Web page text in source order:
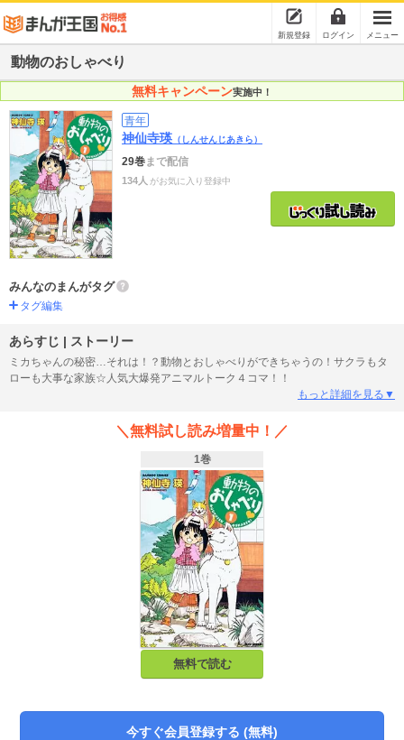
新規登録 ログイン メニュー
動物のおしゃべり
無料キャンペーン実施中！
青年
神仙寺瑛 （しんせんじあきら）
29巻まで配信
134人 がお気に入り登録中
みんなのまんがタグ
タグ編集
あらすじ | ストーリー
ミカちゃんの秘密…それは！？動物とおしゃべりができちゃうの！サクラもタ
ローも大事な家族☆人気大爆発アニマルトーク４コマ！！
もっと詳細を見る▼
＼無料試し読み増量中！／
1巻
無料で読む
今すぐ会員登録する (無料)